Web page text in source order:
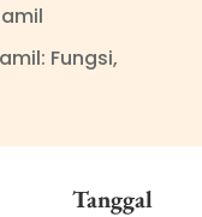
Fungsi,
Tanggal